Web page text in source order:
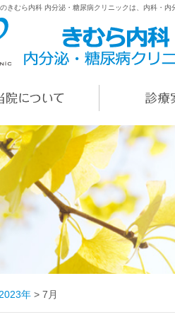
きむら内科 内分泌・糖尿病クリニックは、内科・
2023年 > 7月